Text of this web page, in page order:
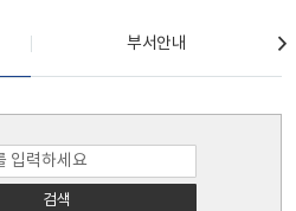
부서안내
검색